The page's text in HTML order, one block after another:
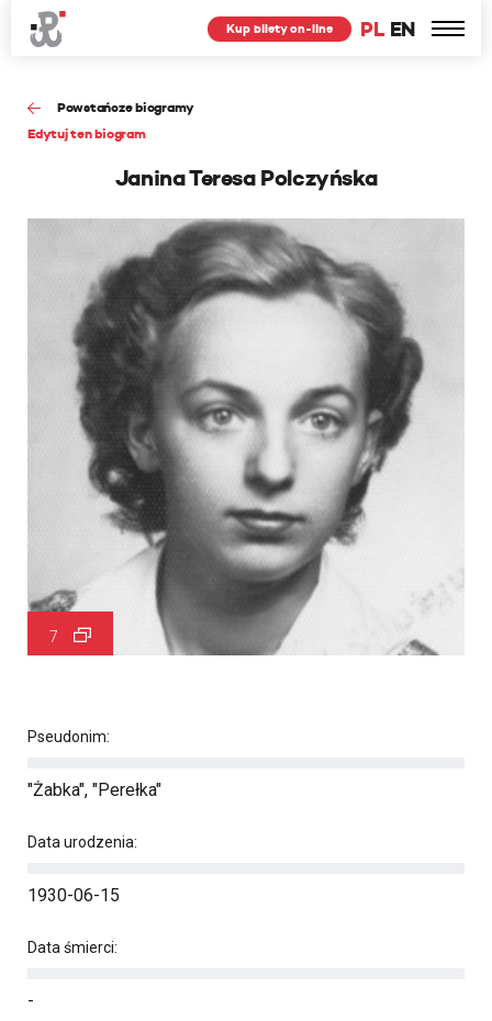
PL EN
Kup bilety on-line
Powstańcze biogramy
Edytuj ten biogram
Janina Teresa Polczyńska
7
Pseudonim:
"Żabka", "Perełka"
Data urodzenia:
1930-06-15
Data śmierci:
-